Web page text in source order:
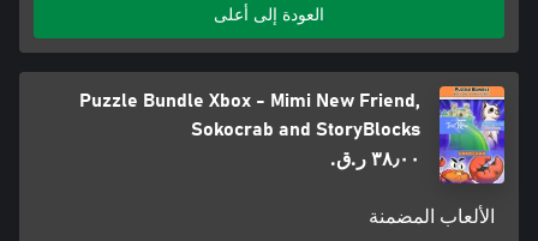
العودة إلى أعلى
Puzzle Bundle Xbox - Mimi New Friend,
Sokocrab and StoryBlocks
٣٨٫٠٠ ر.ق.‏
الألعاب المضمنة